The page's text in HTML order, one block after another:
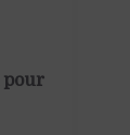
pour